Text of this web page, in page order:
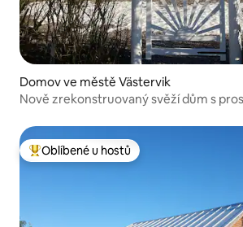
Domov ve městě Västervik
Nově zrekonstruovaný svěží dům s
Nejlepší v kategorii Oblíbené u hostů
Oblíbené u hostů